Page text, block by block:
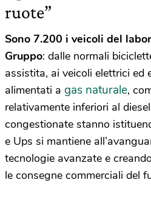
ruote”
Sono 7.200 i veicoli del
Gruppo: dalle normali
assistita, ai veicoli elettrici ed
alimentati a gas naturale,
relativamente inferiori al
congestionate stanno
e Ups si mantiene
tecnologie avanzate e
le consegne commerciali del